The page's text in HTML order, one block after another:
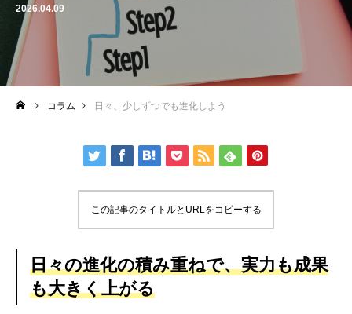
2026.04.09
コラム 日々、少しずつでも進化しよう
この記事のタイトルとURLをコピーする
日々の進化の積み重ねで、実力も成果
も大きく上がる